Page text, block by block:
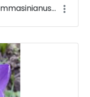
20260225_134035 Crocus tommasinianus &#39;Barr&#39;s Purple&#39;